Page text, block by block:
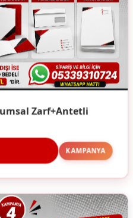
Zarf+Antetli
KAMPANYA